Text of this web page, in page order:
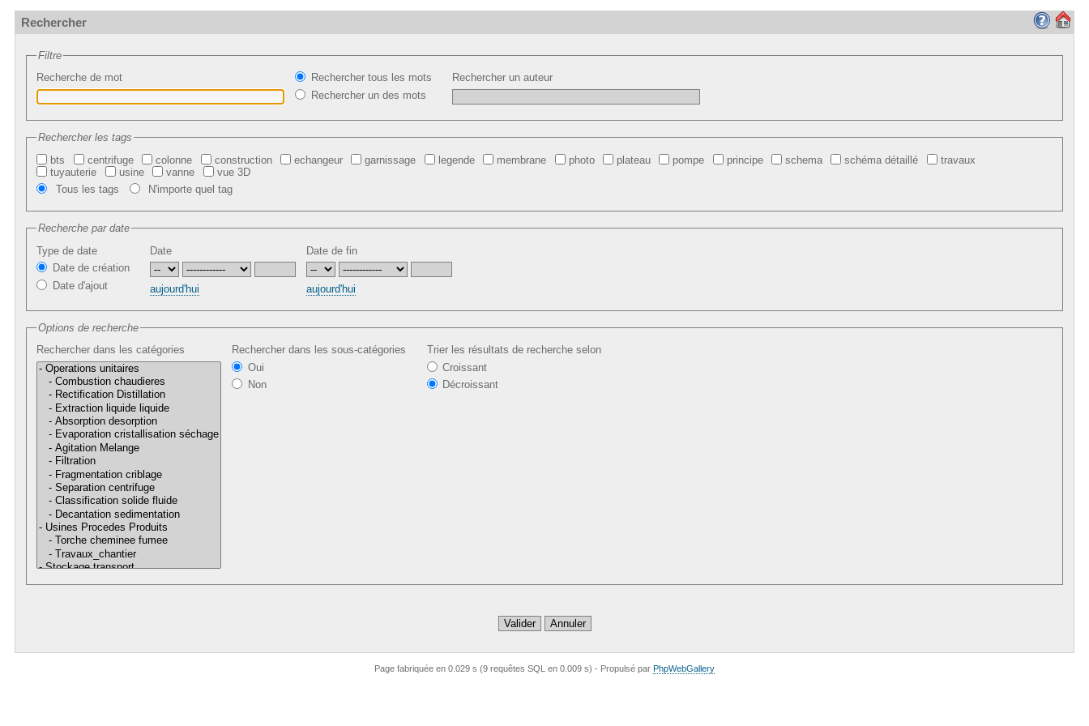
Rechercher
Filtre
Recherche de mot
Rechercher tous les mots
Rechercher un des mots
Rechercher un auteur
Rechercher les tags
bts
centrifuge colonne construction echangeur garnissage legende membrane photo plateau pompe principe schema schéma détaillé
travaux
tuyauterie
usine vanne
vue 3D
Tous les tags
N'importe quel tag
Recherche par date
Type de date
Date de création
Date d'ajout
Date
aujourd'hui
Date de fin
aujourd'hui
Options de recherche
Rechercher dans les catégories
Rechercher dans les sous-catégories
Oui
Non
Trier les résultats de recherche selon
Croissant
Décroissant
Page fabriquée en 0.029 s (9 requêtes SQL en 0.009 s) - Propulsé par PhpWebGallery